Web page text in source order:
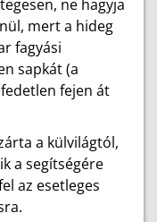
ne hagyja
mert a hideg
fagyási
sapkát (a
fejen át
a külvilágtól,
a segítségére
az esetleges